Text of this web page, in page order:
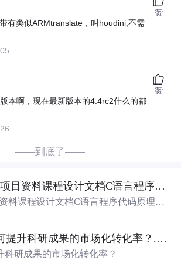
有类似ARMtranslate，叫houdini,不需
赞
本啊，现在最新版本的4.4rc2什么的都
赞
——到底了——
stm32单片机项目资料课程设计文档C语言程序代码原理图电路PCB实例悬挂运动控制系统论文资料
料课程设计文档C语言程序代码原理图
高校院所如何提升科研成果的市场化转化率？.docx
科研成果的市场化转化率？